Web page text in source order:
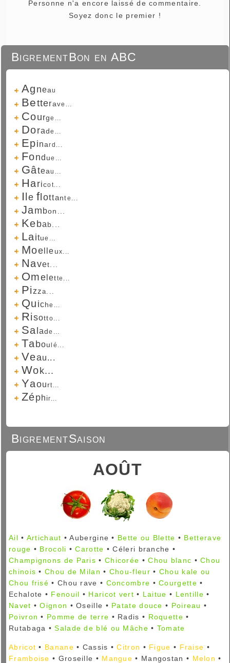
BigrementBon en ABC
Ag neau
Betterave...
Courge...
Dorade...
Epinard...
Fond ue...
Gâteau...
Haricot...
Ile flottante...
Jam bon...
Kebab...
Laitue...
Moe leux...
Navet...
Ome lette...
Pi zza...
Qu iche...
Risotto...
Salade...
Taboul é...
Veau...
Wok...
Yaourt...
Zéphir...
BigrementSaison
AOÛT
Ail • Artichaut • Aubergine • Bette ou Blette • Betterave
rouge • Brocoli •Carotte • Céleri branche •
Champignons de Paris • Chicorée •Chou blanc •Chou
chinois •Chou de Milan • Chou-fleur • Chou kale ou
Chou frisé • Chou rave • Concombre •Courgette •
Echalote • Fenouil • Haricot vert • Laitue • Lentille •
Navet •Oignon • Oseille • Patate douce • Poireau •
Poivron • Pomme de terre • Radis • Roquette •
Rutabaga •Salade de blé ou Mâche • Tomate
Abricot • Banane • Cassis •Citron • Figue • Fraise •
Framboise • Groseille • Mangue • Mangostan • Melon •
Personne n'a encore laissé de commentaire.
Soyez donc le premier !